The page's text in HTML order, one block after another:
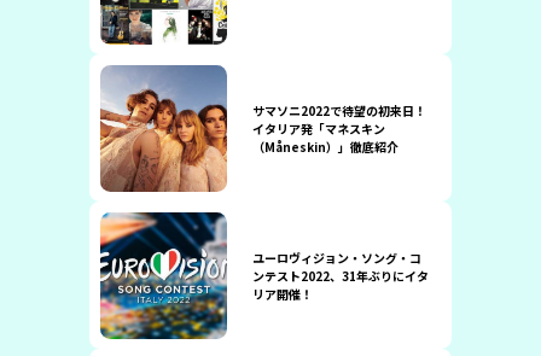
サマソニ2022で待望の初来日！
イタリア発「マネスキン
（Måneskin）」徹底紹介
ユーロヴィジョン・ソング・コ
ンテスト2022、31年ぶりにイタ
リア開催！